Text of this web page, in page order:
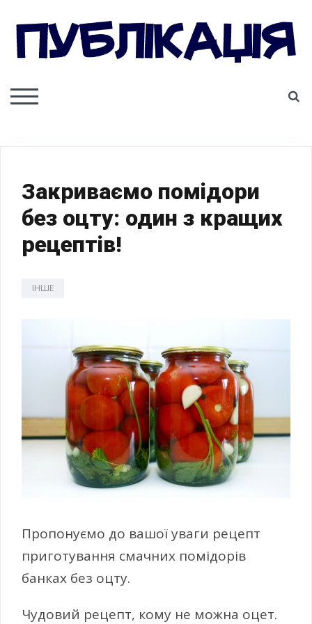
content
ПУБЛІКАЦІЯ
TOGGLE MOBILE MENU
Закриваємо помідори
без оцту: один з кращих
рецептів!
ІНШЕ
Пропонуємо до вашої уваги рецепт
приготування смачних помідорів
банках без оцту.
Чудовий рецепт, кому не можна оцет.